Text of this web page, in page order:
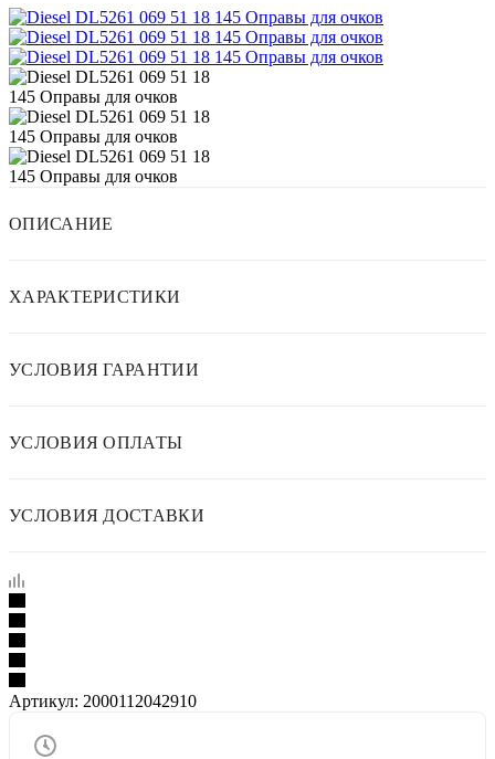
ОПИСАНИЕ
ХАРАКТЕРИСТИКИ
УСЛОВИЯ ГАРАНТИИ
УСЛОВИЯ ОПЛАТЫ
УСЛОВИЯ ДОСТАВКИ
Артикул: 2000112042910